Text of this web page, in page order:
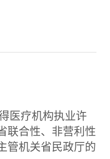
医疗机构执业许
联合性、非营利性
管机关省民政厅的